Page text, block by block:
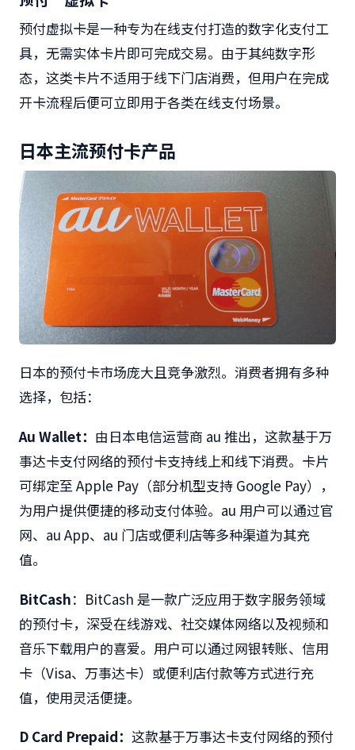
预付虚拟卡是一种专为在线支付打造的数字化支付工
具，无需实体卡片即可完成交易。由于其纯数字形
态，这类卡片不适用于线下门店消费，但用户在完成
开卡流程后便可立即用于各类在线支付场景。
日本主流预付卡产品
日本的预付卡市场庞大且竞争激烈。消费者拥有多种
选择，包括：
Au Wallet： 由日本电信运营商 au 推出，这款基于万
事达卡支付网络的预付卡支持线上和线下消费。卡片
可绑定至 Apple Pay（部分机型支持 Google Pay），
为用户提供便捷的移动支付体验。au 用户可以通过官
网、au App、au 门店或便利店等多种渠道为其充
值。
BitCash：BitCash 是一款广泛应用于数字服务领域
的预付卡，深受在线游戏、社交媒体网络以及视频和
音乐下载用户的喜爱。用户可以通过网银转账、信用
卡（Visa、万事达卡）或便利店付款等方式进行充
值，使用灵活便捷。
D Card Prepaid： 这款基于万事达卡支付网络的预付